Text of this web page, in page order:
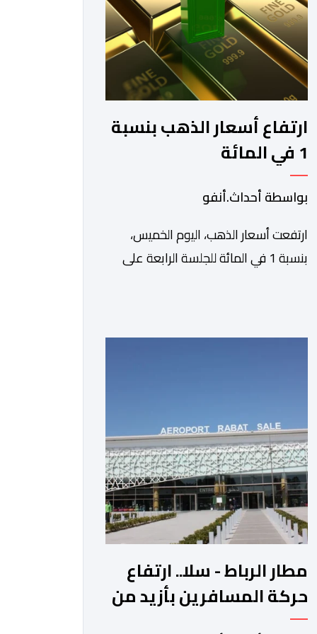
تساعدهم […]
ارتفاع أسعار الذهب بنسبة
1 في المائة
بواسطة أحداث.أنفو
ارتفعت أسعار الذهب، اليوم الخميس،
بنسبة 1 في المائة للجلسة الرابعة على
الماضي، فيما ارتفعت العقود الأمريكية
الآجلة […]
مطار الرباط - سلا.. ارتفاع
حركة المسافرين بأزيد من